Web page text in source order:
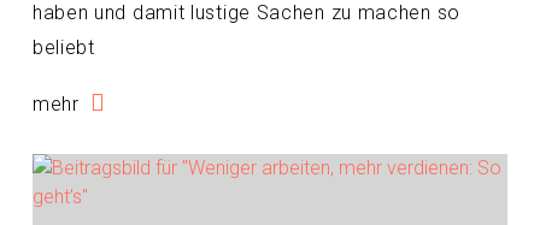
haben und damit lustige Sachen zu machen so
beliebt
mehr